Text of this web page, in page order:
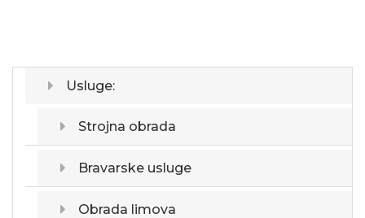
Usluge:
Strojna obrada
Bravarske usluge
Obrada limova